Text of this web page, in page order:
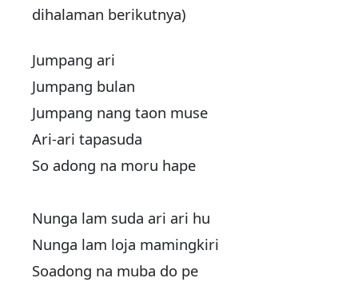
dihalaman berikutnya)
Jumpang ari
Jumpang bulan
Jumpang nang taon muse
Ari-ari tapasuda
So adong na moru hape
Nunga lam suda ari ari hu
Nunga lam loja mamingkiri
Soadong na muba do pe